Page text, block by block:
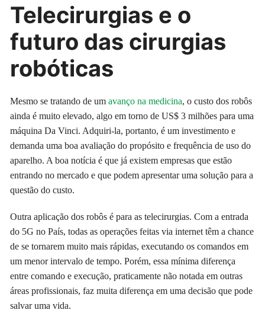
Telecirurgias e o
futuro das cirurgias
robóticas
Mesmo se tratando de umavanço na medicina, o custo dos robôs
ainda é muito elevado, algo em torno de US$ 3 milhões para uma
máquina Da Vinci. Adquiri-la, portanto, é um investimento e
demanda uma boa avaliação do propósito e frequência de uso do
aparelho. A boa notícia é que já existem empresas que estão
entrando no mercado e que podem apresentar uma solução para a
questão do custo.
Outra aplicação dos robôs é para as telecirurgias. Com a entrada
do 5G no País, todas as operações feitas via internet têm a chance
de se tornarem muito mais rápidas, executando os comandos em
um menor intervalo de tempo. Porém, essa mínima diferença
entre comando e execução, praticamente não notada em outras
áreas profissionais, faz muita diferença em uma decisão que pode
salvar uma vida.